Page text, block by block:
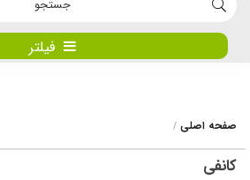
فیلتر
صفحه اصلی
کانفی